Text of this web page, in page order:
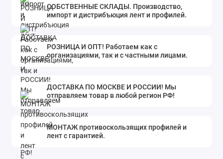
СОБСТВЕННЫЕ СКЛАДЫ. Производство,
импорт и дистрибъюция лент и профилей.
РОЗНИЦА И ОПТ! Работаем как с
организациями, так и с частными лицами.
ДОСТАВКА ПО МОСКВЕ И РОССИИ! Мы
отправляем товар в любой регион РФ!
МОНТАЖ противоскользящих профилей и
лент с гарантией.